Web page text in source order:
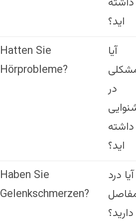
اید؟
Hatten Sie
Hörprobleme?
آیا
در
داشته
اید؟
Haben Sie
Gelenkschmerzen?
آیا درد
دارید؟